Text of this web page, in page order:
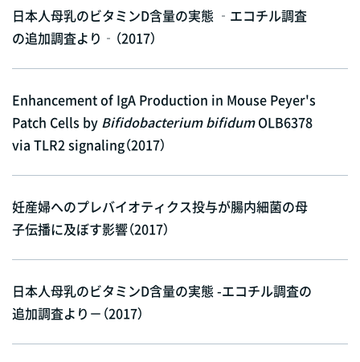
日本人母乳のビタミンD含量の実態 ‐エコチル調査
の追加調査より‐（2017）
Enhancement of IgA Production in Mouse Peyer's
Patch Cells by Bifidobacterium bifidumOLB6378
via TLR2 signaling（2017）
妊産婦へのプレバイオティクス投与が腸内細菌の母
子伝播に及ぼす影響（2017）
日本人母乳のビタミンD含量の実態 -エコチル調査の
追加調査より－（2017）